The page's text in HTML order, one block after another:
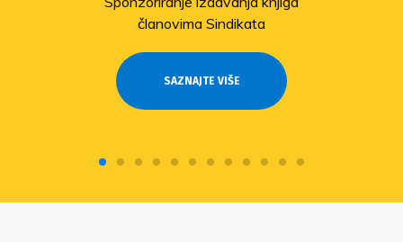
članovima Sindikata
SAZNAJTE VIŠE